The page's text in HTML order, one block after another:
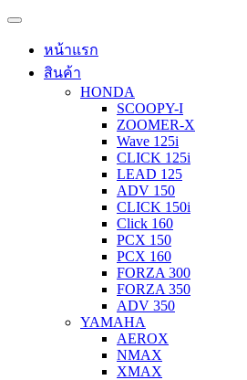
หน้าแรก
สินค้า
HONDA
SCOOPY-I
ZOOMER-X
Wave 125i
CLICK 125i
LEAD 125
ADV 150
CLICK 150i
Click 160
PCX 150
PCX 160
FORZA 300
FORZA 350
ADV 350
YAMAHA
AEROX
NMAX
XMAX